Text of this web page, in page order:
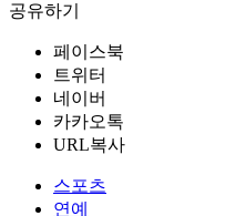
공유하기
페이스북
트위터
네이버
카카오톡
URL복사
스포츠
연예